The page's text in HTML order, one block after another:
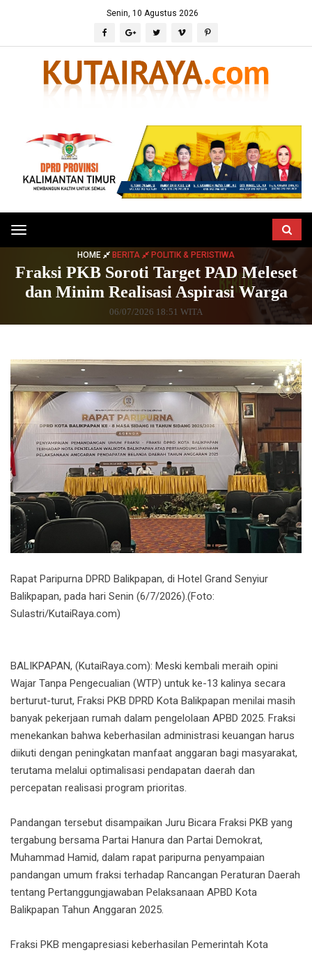
Senin, 10 Agustus 2026
Toggle
navigation
HOME BERITA POLITIK & PERISTIWA
Fraksi PKB Soroti Target PAD Meleset
dan Minim Realisasi Aspirasi Warga
06/07/2026 18:51 WITA
Rapat Paripurna DPRD Balikpapan, di Hotel Grand Senyiur
Balikpapan, pada hari Senin (6/7/2026).(Foto:
Sulastri/KutaiRaya.com)
BALIKPAPAN, (KutaiRaya.com): Meski kembali meraih opini
Wajar Tanpa Pengecualian (WTP) untuk ke-13 kalinya secara
berturut-turut, Fraksi PKB DPRD Kota Balikpapan menilai masih
banyak pekerjaan rumah dalam pengelolaan APBD 2025. Fraksi
menekankan bahwa keberhasilan administrasi keuangan harus
diikuti dengan peningkatan manfaat anggaran bagi masyarakat,
terutama melalui optimalisasi pendapatan daerah dan
percepatan realisasi program prioritas.
Pandangan tersebut disampaikan Juru Bicara Fraksi PKB yang
tergabung bersama Partai Hanura dan Partai Demokrat,
Muhammad Hamid, dalam rapat paripurna penyampaian
pandangan umum fraksi terhadap Rancangan Peraturan Daerah
tentang Pertanggungjawaban Pelaksanaan APBD Kota
Balikpapan Tahun Anggaran 2025.
Fraksi PKB mengapresiasi keberhasilan Pemerintah Kota